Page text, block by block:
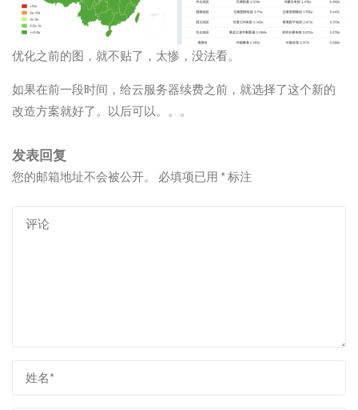
优化之前的图，就不贴了，太惨，没法看。
如果在前一段时间，给云服务器续费之前，就选择了这个新的
改造方案就好了。以后可以。。。
发表回复
您的邮箱地址不会被公开。 必填项已用 *标注